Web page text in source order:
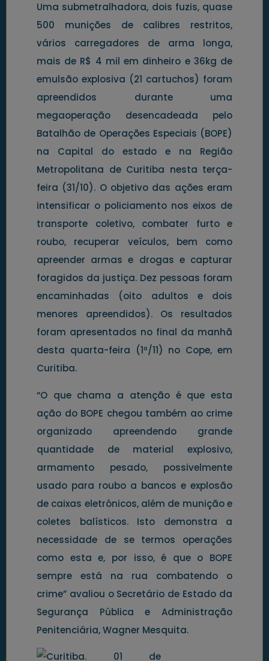
Uma submetralhadora, dois fuzis, quase
500 munições de calibres restritos,
vários carregadores de arma longa,
mais de R$ 4 mil em dinheiro e 36kg de
emulsão explosiva (21 cartuchos) foram
apreendidos durante uma
megaoperação desencadeada pelo
Batalhão de Operações Especiais (BOPE)
na Capital do estado e na Região
Metropolitana de Curitiba nesta terça-
feira (31/10). O objetivo das ações eram
intensificar o policiamento nos eixos de
transporte coletivo, combater furto e
roubo, recuperar veículos, bem como
apreender armas e drogas e capturar
foragidos da justiça. Dez pessoas foram
encaminhadas (oito adultos e dois
menores apreendidos). Os resultados
foram apresentados no final da manhã
desta quarta-feira (1º/11) no Cope, em
Curitiba.
“O que chama a atenção é que esta
ação do BOPE chegou também ao crime
organizado apreendendo grande
quantidade de material explosivo,
armamento pesado, possivelmente
usado para roubo a bancos e explosão
de caixas eletrônicos, além de munição e
coletes balísticos. Isto demonstra a
necessidade de se termos operações
como esta e, por isso, é que o BOPE
sempre está na rua combatendo o
crime” avaliou o Secretário de Estado da
Segurança Pública e Administração
Penitenciária, Wagner Mesquita.